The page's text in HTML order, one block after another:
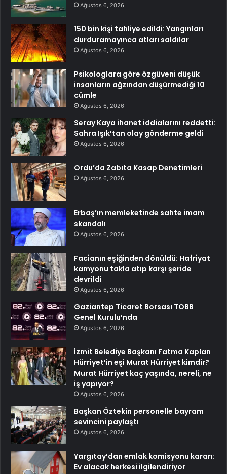
Ağustos 6, 2026
150 bin kişi tahliye edildi: Yangınları
durduramayınca atları saldılar
Ağustos 6, 2026
Psikologlara göre özgüveni düşük
insanların ağzından düşürmediği 10
cümle
Ağustos 6, 2026
Seray Kaya ihanet iddialarını reddetti:
Sahra Işık’tan olay gönderme geldi
Ağustos 6, 2026
Ordu’da Zabıta Kasap Denetimleri
Ağustos 6, 2026
Erbaş’ın memleketinde sahte imam
skandalı
Ağustos 6, 2026
Facianın eşiğinden dönüldü: Hafriyat
kamyonu takla atıp karşı şeride
devrildi
Ağustos 6, 2026
Gaziantep Ticaret Borsası TOBB
Genel Kurulu’nda
Ağustos 6, 2026
İzmit Belediye Başkanı Fatma Kaplan
Hürriyet’in eşi Murat Hürriyet kimdir?
Murat Hürriyet kaç yaşında, nereli, ne
iş yapıyor?
Ağustos 6, 2026
Başkan Öztekin personelle bayram
sevincini paylaştı
Ağustos 6, 2026
Yargıtay’dan emlak komisyonu kararı:
Ev alacak herkesi ilgilendiriyor